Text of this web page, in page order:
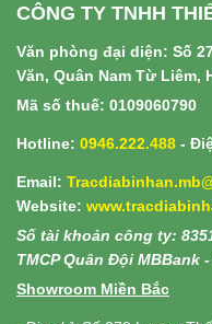
CÔNG TY TNHH
Văn phòng đại diện: Số
Văn, Quân Nam Từ Liêm,
Mã số thuế: 0109060790
Hotline: 0946.222.488 -
Email:
Website: www.
Số tài khoản công ty:
TMCP Quân Đội MBBank
Showroom Miền Bắc